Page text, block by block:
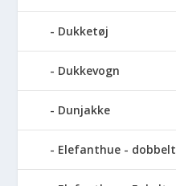
Dukketøj
Dukkevogn
Dunjakke
Elefanthue - dobbelt